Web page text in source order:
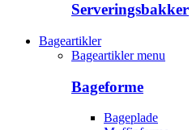
Serveringsbakker
Bageartikler
Bageartikler menu
Bageforme
Bageplade